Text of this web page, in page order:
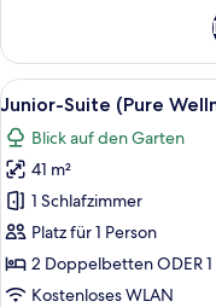
Suite
(Pure
Wellness)
Alle
Fotos
für
Junior-
Suite
(Pure
Wellness)
anzeigen
5
Junior-Suite (Pure
Blick auf den Garten
41 m²
1 Schlafzimmer
Platz für 1 Person
2 Doppelbetten ODER
Kostenloses WLAN